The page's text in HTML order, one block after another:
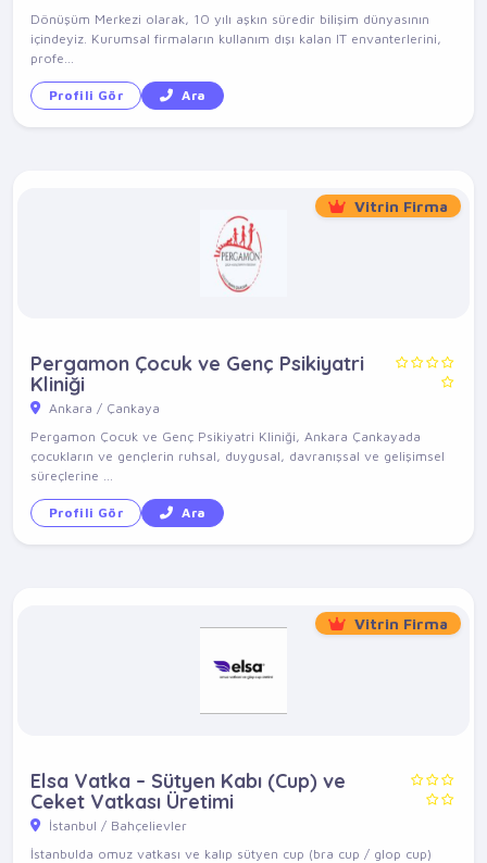
Dönüşüm Merkezi olarak, 10 yılı aşkın süredir bilişim dünyasının
içindeyiz. Kurumsal firmaların kullanım dışı kalan IT envanterlerini,
profe...
Profili Gör Ara
Vitrin Firma
Pergamon Çocuk ve Genç Psikiyatri
Kliniği
Ankara / Çankaya
Pergamon Çocuk ve Genç Psikiyatri Kliniği, Ankara Çankayada
çocukların ve gençlerin ruhsal, duygusal, davranışsal ve gelişimsel
süreçlerine ...
Profili Gör Ara
Vitrin Firma
Elsa Vatka – Sütyen Kabı (Cup) ve
Ceket Vatkası Üretimi
İstanbul / Bahçelievler
İstanbulda omuz vatkası ve kalıp sütyen cup (bra cup / glop cup)